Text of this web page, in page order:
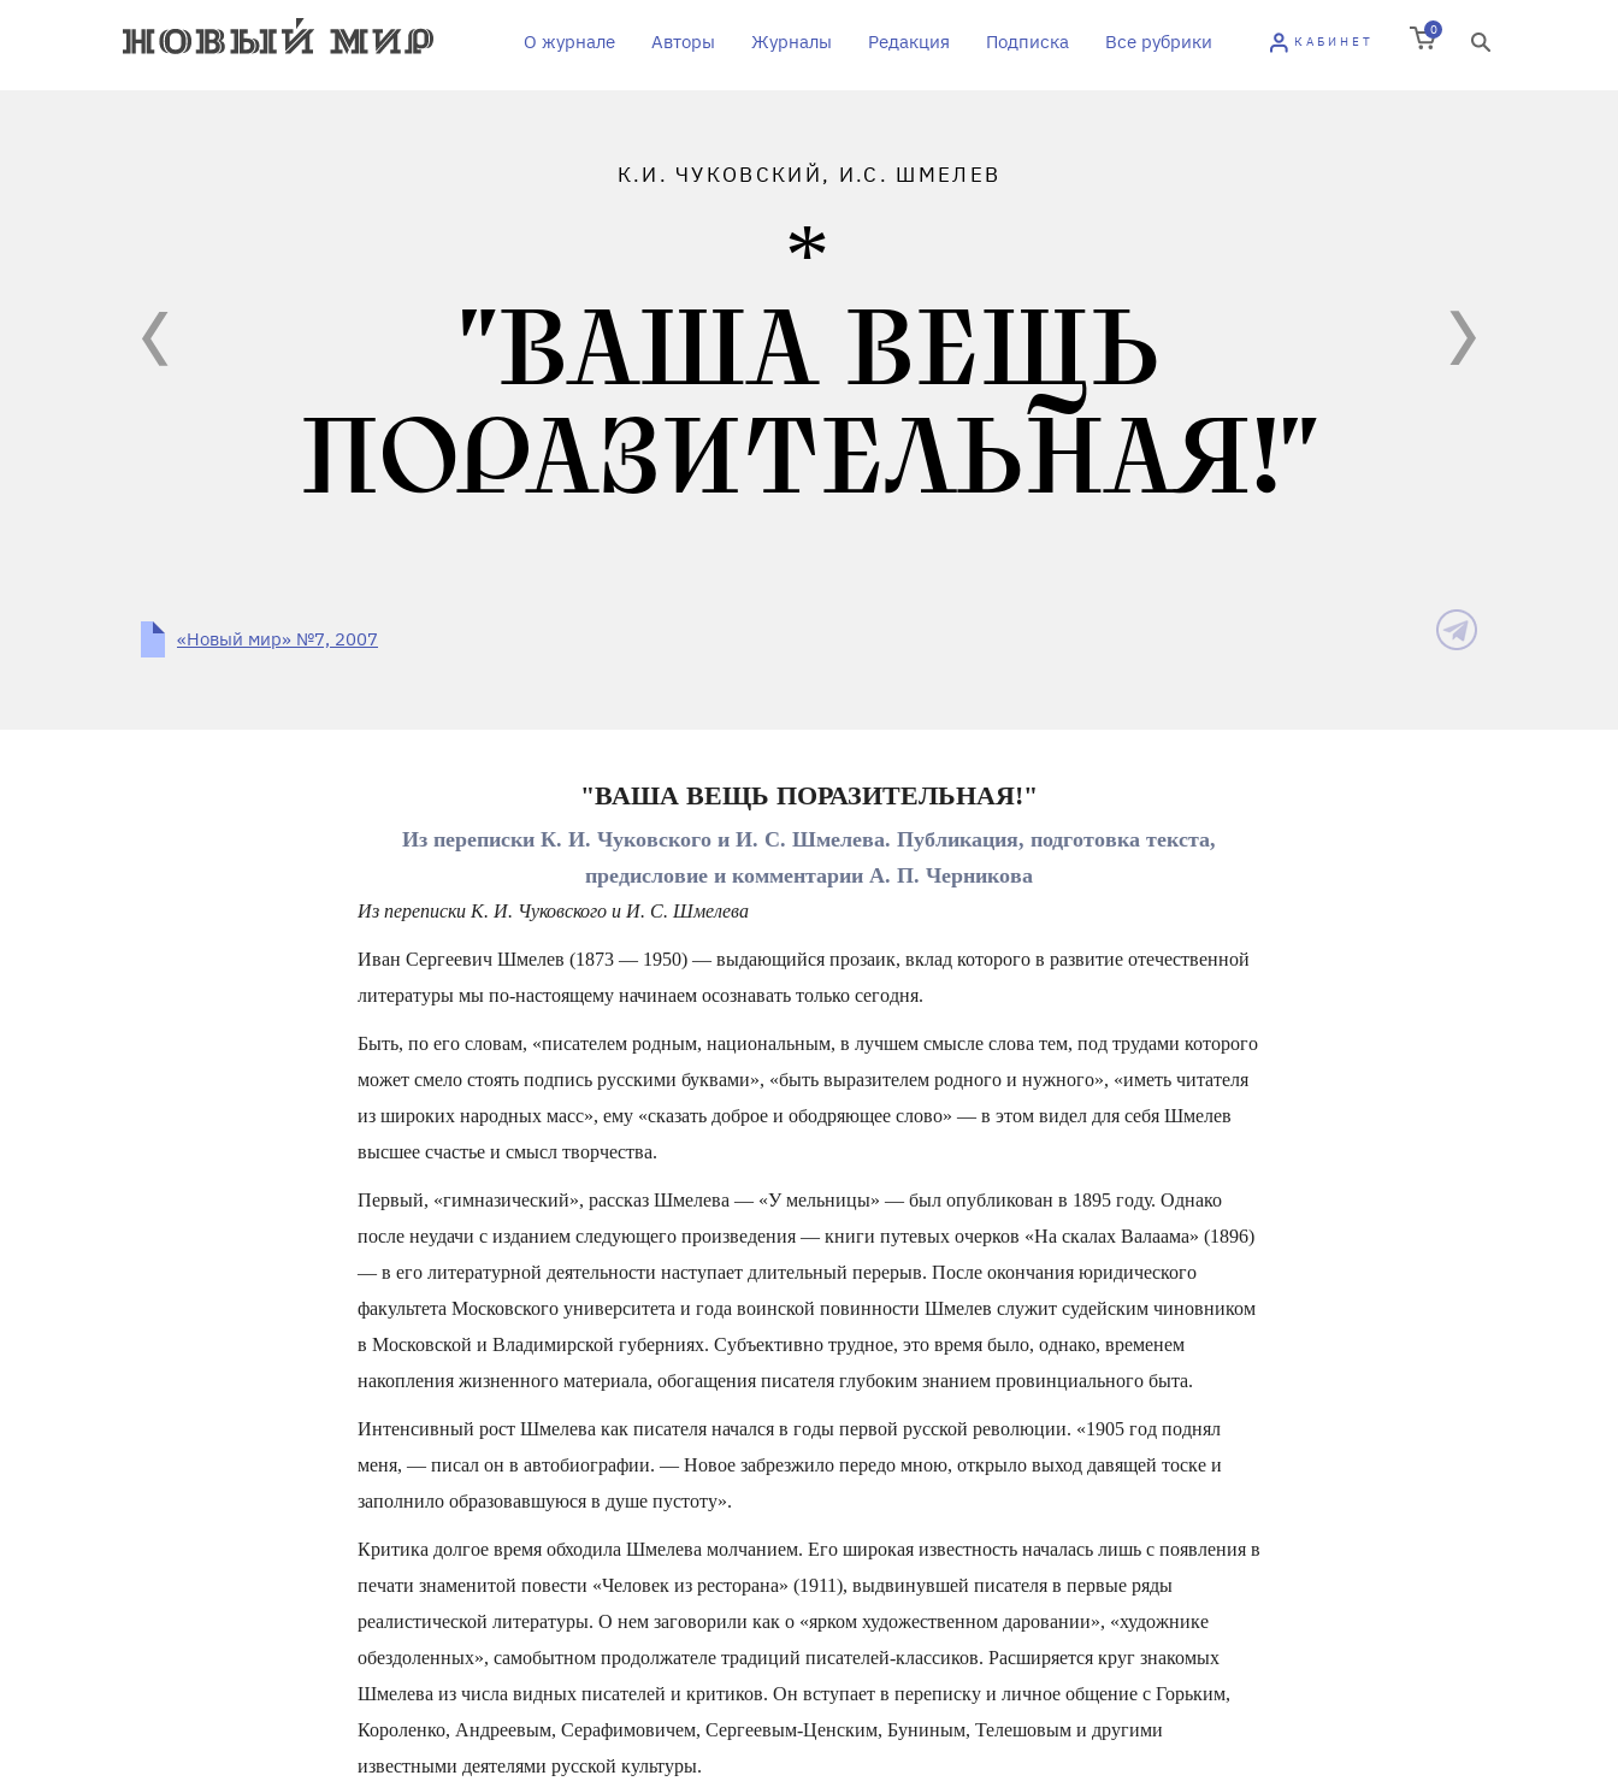
О журнале Авторы Журналы Редакция Подписка Все рубрики КАБИНЕТ
0
К.И. ЧУКОВСКИЙ, И.С. ШМЕЛЕВ
"ВАША ВЕЩЬ
ПОРАЗИТЕЛЬНАЯ!"
«Новый мир» №7, 2007
"ВАША ВЕЩЬ ПОРАЗИТЕЛЬНАЯ!"
Из переписки К. И. Чуковского и И. С. Шмелева. Публикация, подготовка текста,
предисловие и комментарии А. П. Черникова
Из переписки К. И. Чуковского и И. С. Шмелева
Иван Сергеевич Шмелев (1873 — 1950) — выдающийся прозаик, вклад которого в развитие отечественной
литературы мы по-настоящему начинаем осознавать только сегодня.
Быть, по его словам, «писателем родным, национальным, в лучшем смысле слова тем, под трудами которого
может смело стоять подпись русскими буквами», «быть выразителем родного и нужного», «иметь читателя
из широких народных масс», ему «сказать доброе и ободряющее слово» — в этом видел для себя Шмелев
высшее счастье и смысл творчества.
Первый, «гимназический», рассказ Шмелева — «У мельницы» — был опубликован в 1895 году. Однако
после неудачи с изданием следующего произведения — книги путевых очерков «На скалах Валаама» (1896)
— в его литературной деятельности наступает длительный перерыв. После окончания юридического
факультета Московского университета и года воинской повинности Шмелев служит судейским чиновником
в Московской и Владимир­ской губерниях. Субъективно трудное, это время было, однако, временем
накопления жизненного материала, обогащения писателя глубоким знанием провинциального быта.
Интенсивный рост Шмелева как писателя начался в годы первой русской революции. «1905 год поднял
меня, — писал он в автобиографии. — Новое забрезжило передо мною, открыло выход давящей тоске и
заполнило образовавшуюся в душе пустоту».
Критика долгое время обходила Шмелева молчанием. Его широкая известность началась лишь с появления в
печати знаменитой повести «Человек из ресторана» (1911), выдвинувшей писателя в первые ряды
реалистической литературы. О нем заговорили как о «ярком художественном даровании», «художнике
обездоленных», самобытном продолжателе традиций писателей-классиков. Расширяется круг знакомых
Шмелева из числа видных писателей и критиков. Он вступает в переписку и личное общение с Горьким,
Короленко, Андреевым, Серафимовичем, Сергеевым-Ценским, Буниным, Телешовым и другими
известными деятелями русской культуры.